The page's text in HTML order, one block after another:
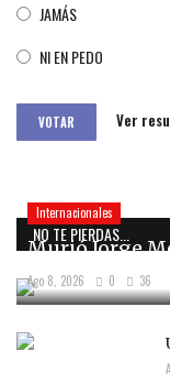
JAMÁS
NI EN PEDO
VOTAR Ver
NO TE PIERDAS...
Internacionales
Murió Jorge
Ago 8, 2026 0 36